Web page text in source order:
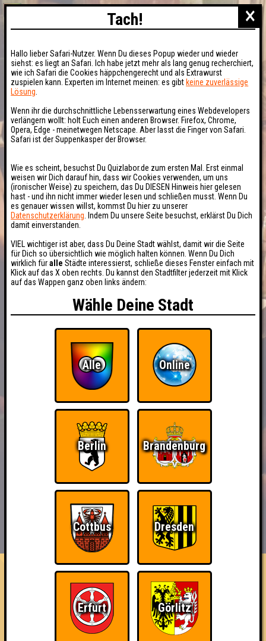
HIGHSCORE RESERVIERUNG
FAQ ÜBER UNS
Molle Kühl
Errungenschaften
Kleiner Hinweis: bei uns sind Teams, die in einem Stechen
×
Tach!
Hallo lieber Safari-Nutzer. Wenn Du dieses Popup wieder und wieder
siehst: es liegt an Safari. Ich habe jetzt mehr als lang genug recherchiert,
wie ich Safari die Cookies häppchengerecht und als Extrawurst
zuspielen kann. Experten im Internet meinen: es gibt keine zuverlässige
Lösung
Wenn ihr die durchschnittliche Lebensserwartung eines Webdevelopers
verlängern wollt: holt Euch einen anderen Browser. Firefox, Chrome,
Opera, Edge - meinetwegen Netscape. Aber lasst die Finger von Safari.
Safari ist der Suppenkasper der Browser.
Wie es scheint, besuchst Du Quizlabor.de zum ersten Mal. Erst einmal
weisen wir Dich darauf hin, dass wir Cookies verwenden, um uns
(ironischer Weise) zu speichern, das Du DIESEN Hinweis hier gelesen
hast - und ihn nicht immer wieder lesen und schließen musst. Wenn Du
es genauer wissen willst, kommst Du hier zu unserer
Datenschutzerklärung . Indem Du unsere Seite besuchst, erklärst Du Dich
damit einverstanden.
VIEL wichtiger ist aber, dass Du Deine Stadt wählst, damit wir die Seite
für Dich so übersichtlich wie möglich halten können. Wenn Du Dich
wirklich füralle Städte interessierst, schließe dieses Fenster einfach mit
Klick auf das X oben rechts. Du kannst den Stadtfilter jederzeit mit Klick
auf das Wappen ganz oben links ändern:
Wähle Deine Stadt
Alle Online
Berlin Brandenburg
Cottbus Dresden
Erfurt Görlitz